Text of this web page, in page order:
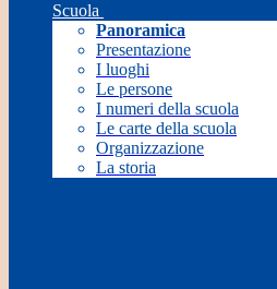
Scuola
Panoramica
Presentazione
I luoghi
Le persone
I numeri della scuola
Le carte della scuola
Organizzazione
La storia